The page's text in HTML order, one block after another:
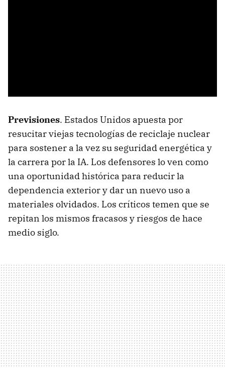
Previsiones. Estados Unidos apuesta por
resucitar viejas tecnologías de reciclaje nuclear
para sostener a la vez su seguridad energética y
la carrera por la IA. Los defensores lo ven como
una oportunidad histórica para reducir la
dependencia exterior y dar un nuevo uso a
materiales olvidados. Los críticos temen que se
repitan los mismos fracasos y riesgos de hace
medio siglo.